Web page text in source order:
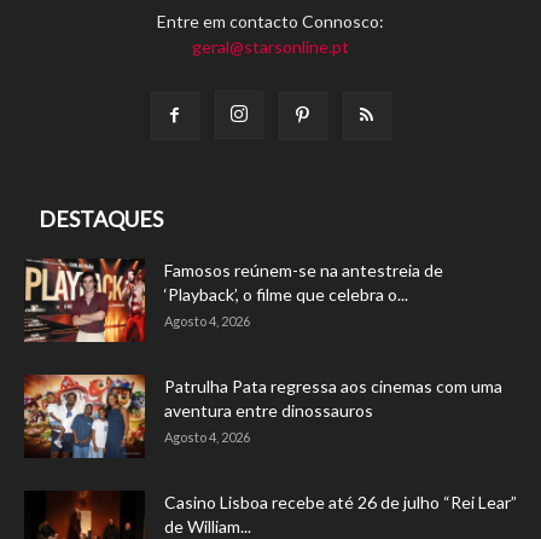
Entre em contacto Connosco:
geral@starsonline.pt
DESTAQUES
Famosos reúnem-se na antestreia de
‘Playback’, o filme que celebra o...
Agosto 4, 2026
Patrulha Pata regressa aos cinemas com uma
aventura entre dinossauros
Agosto 4, 2026
Casino Lisboa recebe até 26 de julho “Rei Lear”
de William...